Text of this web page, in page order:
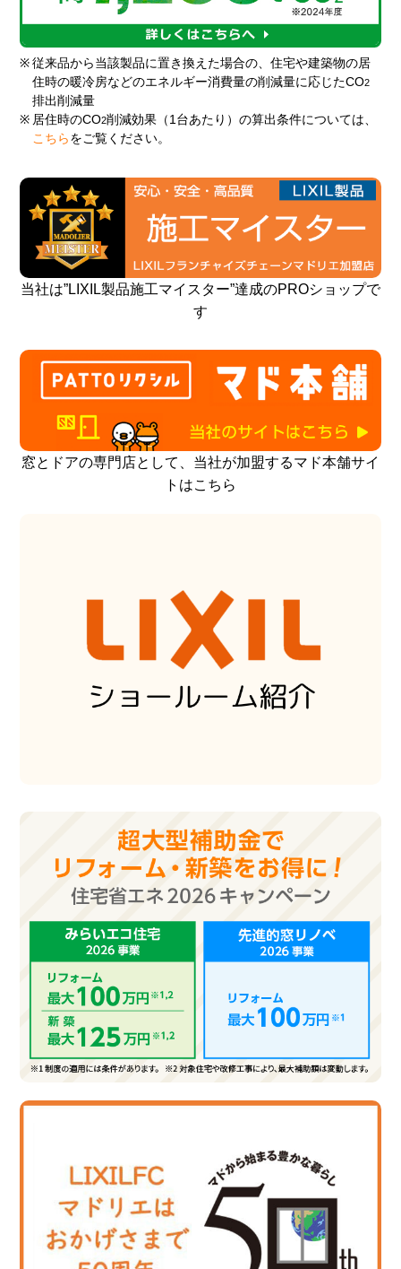
※ 従来品から当該製品に置き換えた場合の、住宅や建築物の居
住時の暖冷房などのエネルギー消費量の削減量に応じたCO2
排出削減量
※ 居住時のCO2削減効果（1台あたり）の算出条件については、
こちら をご覧ください。
当社は”LIXIL製品施工マイスター”達成のPROショップで
す
窓とドアの専門店として、当社が加盟するマド本舗サイ
トはこちら